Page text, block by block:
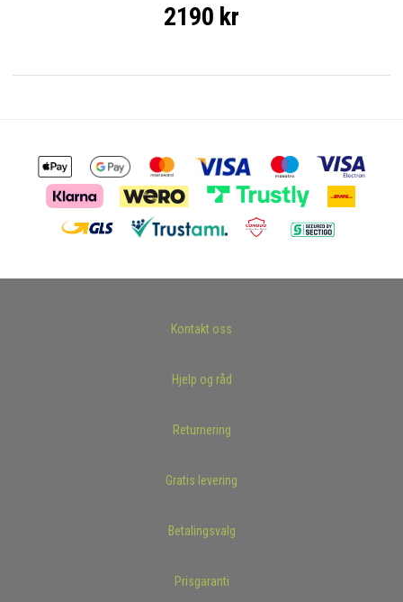
2190 kr
Kontakt oss
Hjelp og råd
Returnering
Gratis levering
Betalingsvalg
Prisgaranti